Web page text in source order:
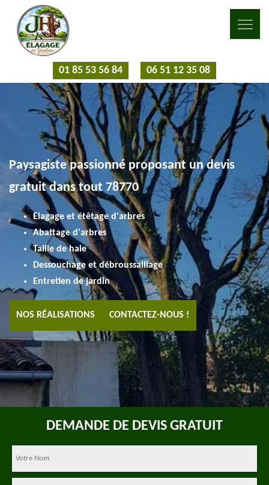
01 85 53 56 84 06 51 12 35 08
Paysagiste passionné proposant un devis
gratuit dans tout 78770
Elagage et étêtage d'arbres
Abattage d'arbres
Taille de haie
Dessouchage et débroussaillage
Entretien de jardin
NOS RÉALISATIONS CONTACTEZ-NOUS !
DEMANDE DE DEVIS GRATUIT